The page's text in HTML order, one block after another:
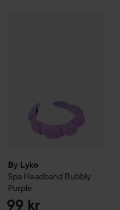
By Lyko
Spa Headband Bubbly
Purple
99 kr